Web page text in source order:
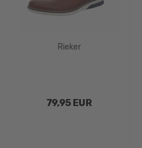
Rieker
79,95 EUR